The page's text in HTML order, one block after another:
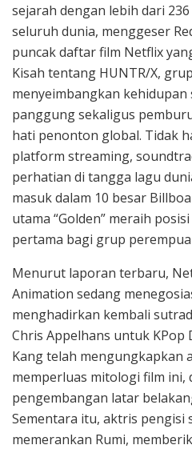
sejarah dengan lebih dari
seluruh dunia, menggeser
puncak daftar film Netflix
Kisah tentang HUNTR/X,
menyeimbangkan
panggung sekaligus
hati penonton global. Tidak
platform streaming,
perhatian di tangga lagu
masuk dalam 10 besar
utama “Golden” meraih
pertama bagi grup
Menurut laporan terbaru,
Animation sedang
menghadirkan kembali
Chris Appelhans untuk KPop
Kang telah mengungkapkan
memperluas mitologi film ini,
pengembangan latar
Sementara itu, aktris pengisi
memerankan Rumi,